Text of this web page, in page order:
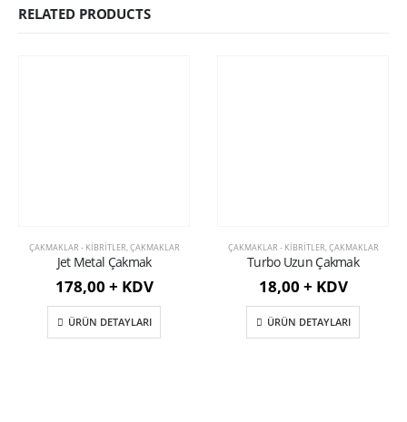
RELATED PRODUCTS
ÇAKMAKLAR - KIBRITLER,ÇAKMAKLAR
Jet Metal Çakmak
178,00 + KDV
ÜRÜN DETAYLARI
ÇAKMAKLAR - KIBRITLER,ÇAKMAKLAR
Turbo Uzun Çakmak
18,00 + KDV
ÜRÜN DETAYLARI